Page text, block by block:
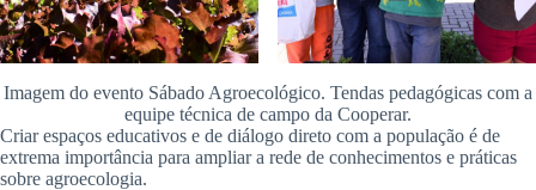
Imagem do evento Sábado Agroecológico. Tendas pedagógicas com a
equipe técnica de campo da Cooperar.
Criar espaços educativos e de diálogo direto com a população é de
extrema importância para ampliar a rede de conhecimentos e práticas
sobre agroecologia.